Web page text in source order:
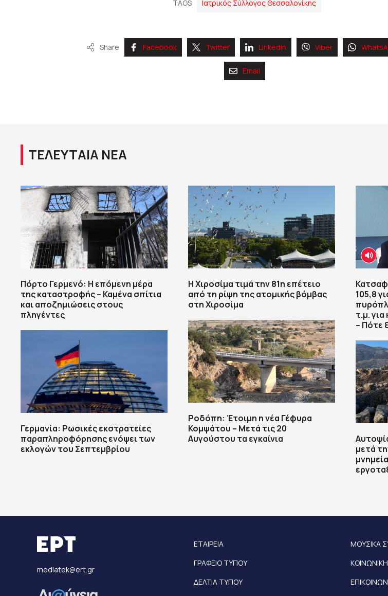
TAGS Ιατρικός Σύλλογος Θεσσαλονίκης
Share Facebook Twitter Linkedin Viber
Email
ΤΕΛΕΥΤΑΙΑ ΝΕΑ
Πόρτο Γερμενό: Η επόμενη μέρα
της καταστροφής – Καμένα σπίτια
και αποζημιώσεις στους
πληγέντες
Γερμανία: Ρωσικές εκστρατείες
παραπληροφόρησης ενόψει των
εκλογών του Σεπτεμβρίου
Η Χιροσίμα τιμά την 81η επέτειο
από τη ρίψη της ατομικής βόμβας
στη Χιροσίμα
Ροδόπη: Έτοιμη η νέα Γέφυρα
Κομψάτου – Μετά τις 20
Αυγούστου τα εγκαίνια
105,8
τ.μ.
– Πότε
μετά
mediatek@ert.gr
ΕΤΑΙΡΕΙΑ
ΓΡΑΦΕΙΟ ΤΥΠΟΥ
ΔΕΛΤΙΑ ΤΥΠΟΥ
ΜΟΥΣΙΚΑ